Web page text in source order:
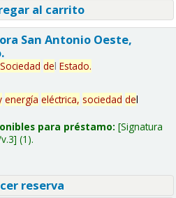
al carrito
San Antonio Oeste,
Sociedad del Estado.
energía eléctrica, sociedad del
para préstamo: Signatura
(1).
reserva